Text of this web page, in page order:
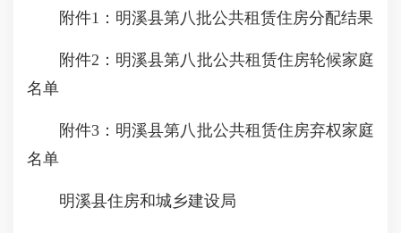
附件1：明溪县第八批公共租赁住房分配结果
附件2：明溪县第八批公共租赁住房轮候家庭
名单
附件3：明溪县第八批公共租赁住房弃权家庭
名单
明溪县住房和城乡建设局